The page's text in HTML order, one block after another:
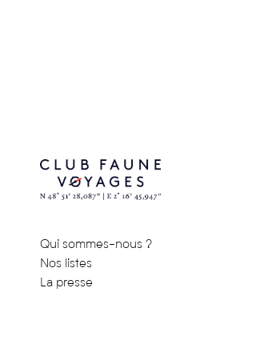
Qui sommes-nous ?
Nos listes
La presse